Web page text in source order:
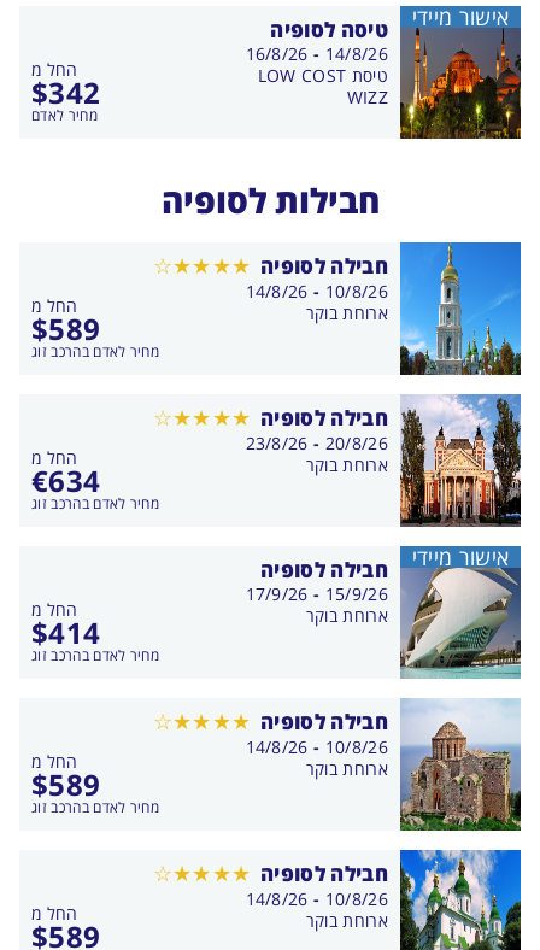
טיסה לסופיה
החל מ
$342
מחיר לאדם
בין
התאריכים,
14/8/26
-
16/8/26
טיסת LOW COST
WIZZ
אישור מיידי
חבילות לסופיה
חבילה לסופיה
החל מ
$589
מחיר לאדם בהרכב זוג
בין
התאריכים,
10/8/26
-
14/8/26
ארוחת בוקר
חבילה לסופיה
החל מ
€634
מחיר לאדם בהרכב זוג
בין
התאריכים,
20/8/26
-
23/8/26
ארוחת בוקר
חבילה לסופיה
החל מ
$414
מחיר לאדם בהרכב זוג
בין
התאריכים,
15/9/26
-
17/9/26
ארוחת בוקר
אישור מיידי
חבילה לסופיה
החל מ
$589
מחיר לאדם בהרכב זוג
בין
התאריכים,
10/8/26
-
14/8/26
ארוחת בוקר
חבילה לסופיה
החל מ
$589
בין
התאריכים,
10/8/26
-
14/8/26
ארוחת בוקר